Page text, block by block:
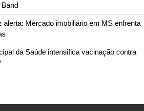
alerta: Mercado imobiliário em MS enfrenta
da Saúde intensifica vacinação contra